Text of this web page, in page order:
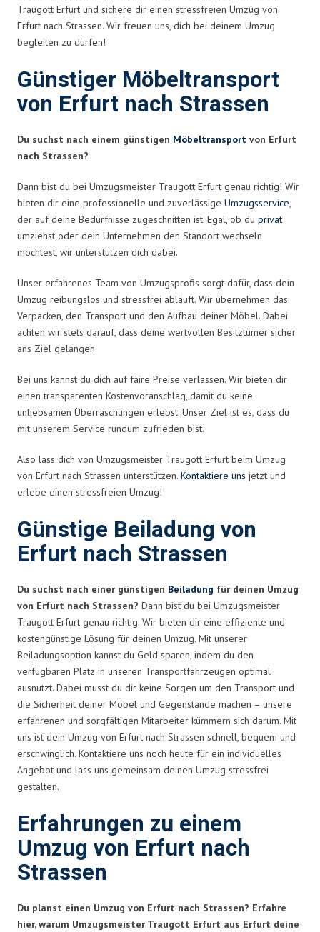
Traugott Erfurt und sichere dir einen stressfreien Umzug von
Erfurt nach Strassen. Wir freuen uns, dich bei deinem Umzug
begleiten zu dürfen!
Günstiger Möbeltransport
von Erfurt nach Strassen
Du suchst nach einem günstigen Möbeltransport von Erfurt
nach Strassen?
Dann bist du bei Umzugsmeister Traugott Erfurt genau richtig! Wir
bieten dir eine professionelle und zuverlässige Umzugsservice,
der auf deine Bedürfnisse zugeschnitten ist. Egal, ob du privat
umziehst oder dein Unternehmen den Standort wechseln
möchtest, wir unterstützen dich dabei.
Unser erfahrenes Team von Umzugsprofis sorgt dafür, dass dein
Umzug reibungslos und stressfrei abläuft. Wir übernehmen das
Verpacken, den Transport und den Aufbau deiner Möbel. Dabei
achten wir stets darauf, dass deine wertvollen Besitztümer sicher
ans Ziel gelangen.
Bei uns kannst du dich auf faire Preise verlassen. Wir bieten dir
einen transparenten Kostenvoranschlag, damit du keine
unliebsamen Überraschungen erlebst. Unser Ziel ist es, dass du
mit unserem Service rundum zufrieden bist.
Also lass dich von Umzugsmeister Traugott Erfurt beim Umzug
von Erfurt nach Strassen unterstützen. Kontaktiere uns jetzt und
erlebe einen stressfreien Umzug!
Günstige Beiladung von
Erfurt nach Strassen
Du suchst nach einer günstigen Beiladung für deinen Umzug
von Erfurt nach Strassen? Dann bist du bei Umzugsmeister
Traugott Erfurt genau richtig. Wir bieten dir eine effiziente und
kostengünstige Lösung für deinen Umzug. Mit unserer
Beiladungsoption kannst du Geld sparen, indem du den
verfügbaren Platz in unseren Transportfahrzeugen optimal
ausnutzt. Dabei musst du dir keine Sorgen um den Transport und
die Sicherheit deiner Möbel und Gegenstände machen – unsere
erfahrenen und sorgfältigen Mitarbeiter kümmern sich darum. Mit
uns ist dein Umzug von Erfurt nach Strassen schnell, bequem und
erschwinglich. Kontaktiere uns noch heute für ein individuelles
Angebot und lass uns gemeinsam deinen Umzug stressfrei
gestalten.
Erfahrungen zu einem
Umzug von Erfurt nach
Strassen
Du planst einen Umzug von Erfurt nach Strassen? Erfahre
hier, warum Umzugsmeister Traugott Erfurt aus Erfurt deine